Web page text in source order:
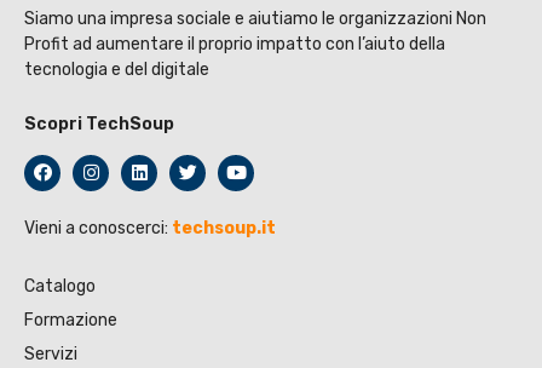
Siamo una impresa sociale e aiutiamo le organizzazioni Non
Profit ad aumentare il proprio impatto con l’aiuto della
tecnologia e del digitale
Scopri TechSoup
Vieni a conoscerci: techsoup.it
Catalogo
Formazione
Servizi